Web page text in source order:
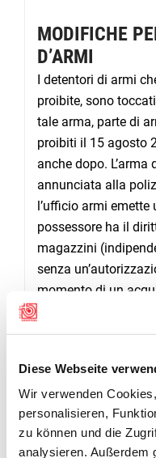
Diese Webseite
Wir verwenden
personalisieren,
zu können und die
analysieren. Außerdem
MODIFICHE
D’ARMI
I detentori di armi
proibite, sono
tale arma, parte di
proibiti il 15 agosto
anche dopo. L’arma
annunciata alla
l’ufficio armi
possessore ha il
magazzini
senza
momento di un
un’autorizzazione
bisogno di
pezzi di ricambio.
Chi non annuncia la
non è punibile, ma